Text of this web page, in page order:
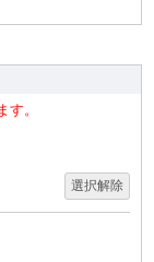
。
選択解除